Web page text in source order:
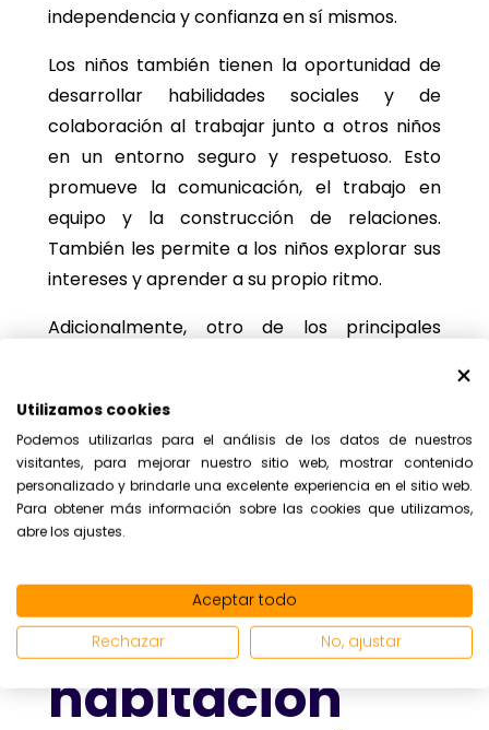
independencia y confianza en sí mismos.
Los niños también tienen la oportunidad de
desarrollar habilidades sociales y de
colaboración al trabajar junto a otros niños
en un entorno seguro y respetuoso. Esto
promueve la comunicación, el trabajo en
equipo y la construcción de relaciones.
También les permite a los niños explorar sus
intereses y aprender a su propio ritmo.
Adicionalmente, otro de los principales
una habitación Montessori es un niño más
seguro y libre, con una mayor rapidez de
aprendizaje, que aprende experimentando.
Características
de una
habitación
Utilizamos cookies
Podemos utilizarlas para el análisis de los datos de nuestros
visitantes, para mejorar nuestro sitio web, mostrar contenido
personalizado y brindarle una excelente experiencia en el sitio web.
Para obtener más información sobre las cookies que utilizamos,
abre los ajustes.
Aceptar todo
Rechazar
No, ajustar